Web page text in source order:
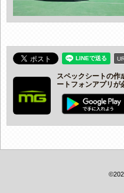
スペックシートの
ートフォンアプリが